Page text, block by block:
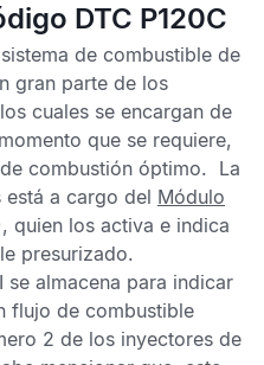
DTC P120C
de combustible de
gran parte de los
cuales se encargan de
que se requiere,
combustión óptimo. La
a cargo del Módulo
quien los activa e indica
presurizado.
se almacena para indicar
flujo de combustible
2 de los inyectores de